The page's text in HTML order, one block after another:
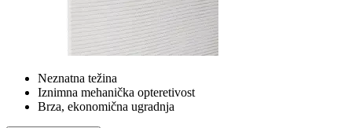
Neznatna težina
Iznimna mehanička opteretivost
Brza, ekonomična ugradnja